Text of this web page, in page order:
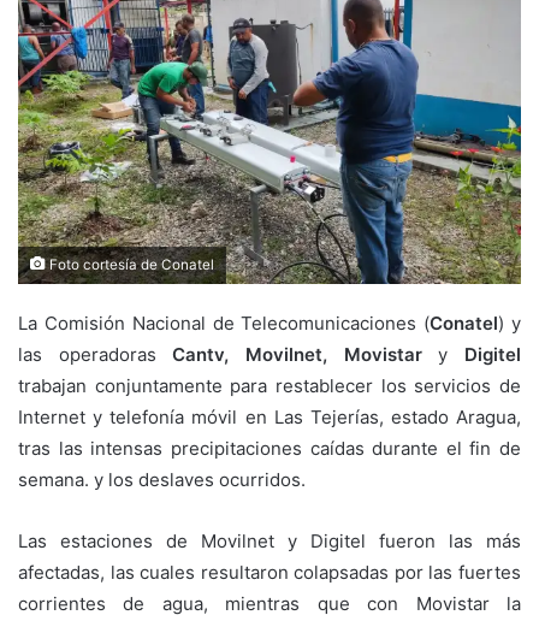
Foto cortesía de Conatel
La Comisión Nacional de Telecomunicaciones (Conatel) y
las operadorasCantv, Movilnet, Movistary Digitel
trabajan conjuntamente para restablecer los servicios de
Internet y telefonía móvil en Las Tejerías, estado Aragua,
tras las intensas precipitaciones caídas durante el fin de
semana. y los deslaves ocurridos.
Las estaciones de Movilnet y Digitel fueron las más
afectadas, las cuales resultaron colapsadas por las fuertes
corrientes de agua, mientras que con Movistar la